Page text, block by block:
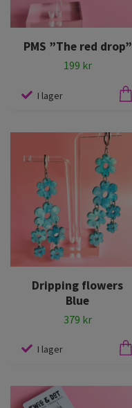
PMS ”The red drop”
199 kr
I lager
Dripping flowers
Blue
379 kr
I lager